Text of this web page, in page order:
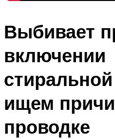
Выбивает
включении
ищем
проводке